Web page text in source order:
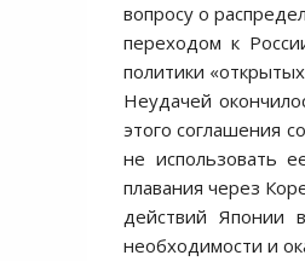
вопросу о
переходом к
политики
Неудачей
этого соглашения
не использовать
плавания через
действий Японии
необходимости и